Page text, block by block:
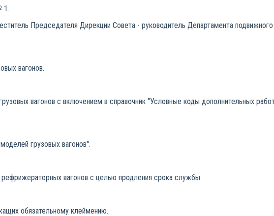
1.
Председателя Дирекции Совета - руководитель Департамента подвижного
вагонов.
вагонов с включением в справочник "Условные коды дополнительных
грузовых вагонов".
вагонов с целью продления срока службы.
обязательному клеймению.